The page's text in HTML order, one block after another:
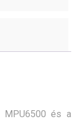
MPU6500 és a